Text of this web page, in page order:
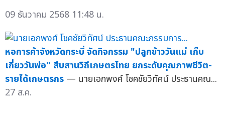
09 ธันวาคม 2568 11:48 น.
หอการค้าจังหวัดกระบี่ จัดกิจกรรม "ปลูกข้าววันแม่ เก็บ
เกี่ยววันพ่อ" สืบสานวิถีเกษตรไทย ยกระดับคุณภาพชีวิต-
รายได้เกษตรกร — นายเอกพงศ์ โชคชัยวิทัศน์ ประธานคณ...
27 ส.ค.